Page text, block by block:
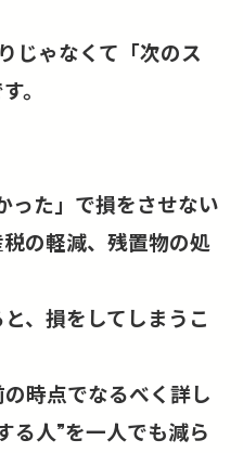
じゃなくて「次のス
。
た」で損をさせない
の軽減、残置物の処
、損をしてしまうこ
時点でなるべく詳し
る人”を一人でも減ら